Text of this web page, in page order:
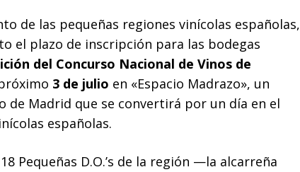
de las pequeñas regiones vinícolas españolas,
el plazo de inscripción para las bodegas
del Concurso Nacional de Vinos de
3 de julio en «Espacio Madrazo», un
de Madrid que se convertirá por un día en el
españolas.
Pequeñas D.O.’s de la región —la alcarreña